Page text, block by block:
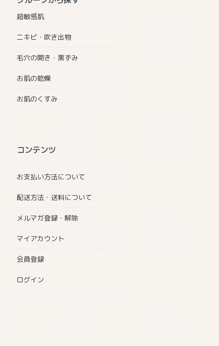
超敏感肌
ニキビ・吹き出物
毛穴の開き・黒ずみ
お肌の乾燥
お肌のくすみ
コンテンツ
お支払い方法について
配送方法・送料について
メルマガ登録・解除
マイアカウント
会員登録
ログイン